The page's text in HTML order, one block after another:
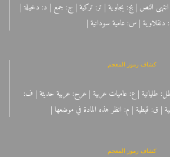
انتهى النص | بج: بجاوية | تر: تركية | ج: جمع | د: دخيلة |
دنقلاوية | س: عامية سودانية |
كشاف رموز المعجم
طليانية | ع: عاميات عربية | عرح: عربية حديثة | ف:
| ق: قبطية | م: انظر هذه المادة في موضعها |
كشاف رموز المعجم